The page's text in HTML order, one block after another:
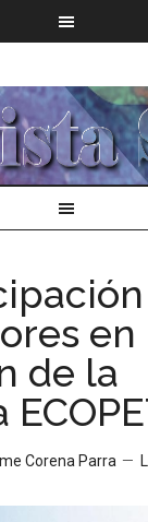
en
de la
Corena Parra